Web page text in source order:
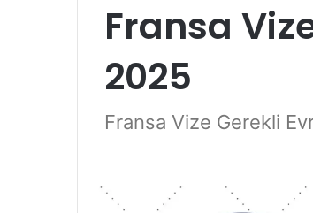
Fransa
2025
Fransa Vize Gerekli